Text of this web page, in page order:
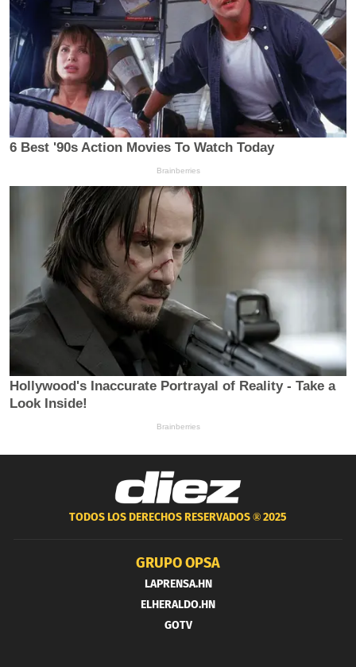
TODOS LOS DERECHOS RESERVADOS ®2025
GRUPO OPSA
LAPRENSA.HN
ELHERALDO.HN
GOTV